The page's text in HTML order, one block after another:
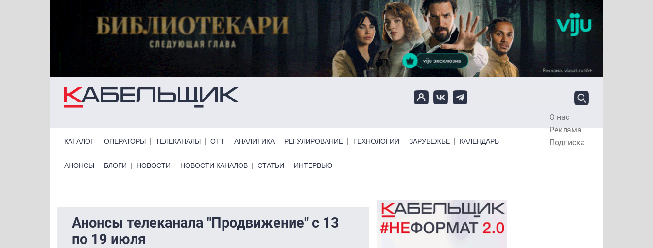
О нас
Реклама
Подписка
КАТАЛОГ ОПЕРАТОРЫ ТЕЛЕКАНАЛЫ ОТТ АНАЛИТИКА РЕГУЛИРОВАНИЕ ТЕХНОЛОГИИ ЗАРУБЕЖЬЕ КАЛЕНДАРЬ
Primary links bottom
АНОНСЫ БЛОГИ НОВОСТИ НОВОСТИ КАНАЛОВ СТАТЬИ ИНТЕРВЬЮ
Анонсы телеканала "Продвижение" с 13
по 19 июля